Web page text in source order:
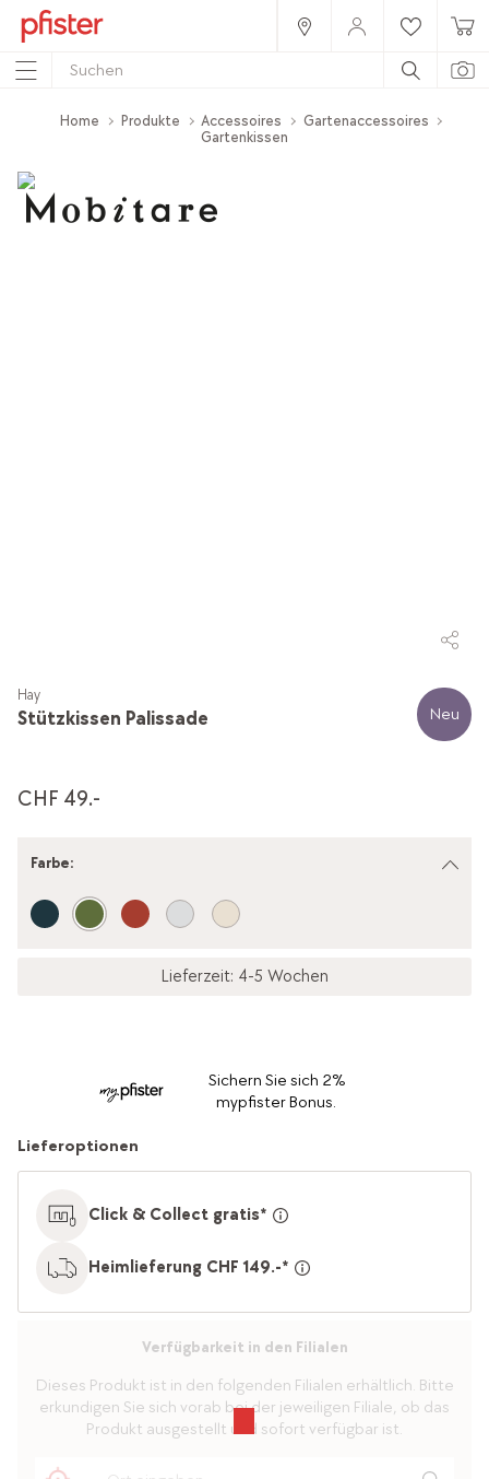
Home Produkte Accessoires
Gartenaccessoires
Gartenkissen
Stützkissen Palissade
Hay
Neu
CHF 49.-
Farbe:
Lieferzeit: 4-5 Wochen
Sichern Sie sich 2%
mypfister Bonus.
Lieferoptionen
Click & Collect gratis*
Heimlieferung CHF 149.-*
Verfügbarkeit in den Filialen
Dieses Produkt ist in den folgenden Filialen erhältlich. Bitte
erkundigen Sie sich vorab bei der jeweiligen Filiale, ob das
Produkt ausgestellt und sofort verfügbar ist.